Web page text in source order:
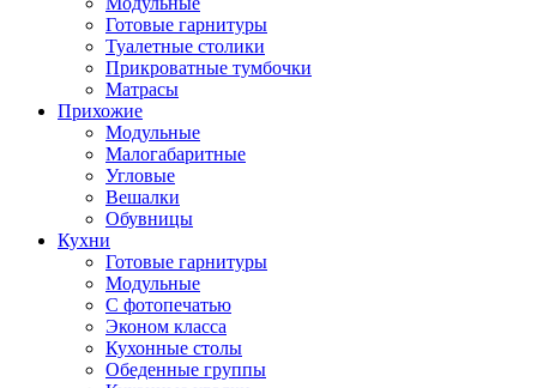
Готовые гарнитуры
Туалетные столики
Прикроватные тумбочки
Матрасы
Прихожие
Модульные
Малогабаритные
Угловые
Вешалки
Обувницы
Кухни
Готовые гарнитуры
Модульные
С фотопечатью
Эконом класса
Кухонные столы
Обеденные группы